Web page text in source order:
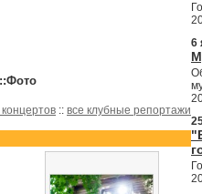
:: все клубные репортажи
6